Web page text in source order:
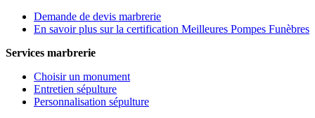
Demande de devis marbrerie
En savoir plus sur la certification Meilleures Pompes Funèbres
Services marbrerie
Choisir un monument
Entretien sépulture
Personnalisation sépulture